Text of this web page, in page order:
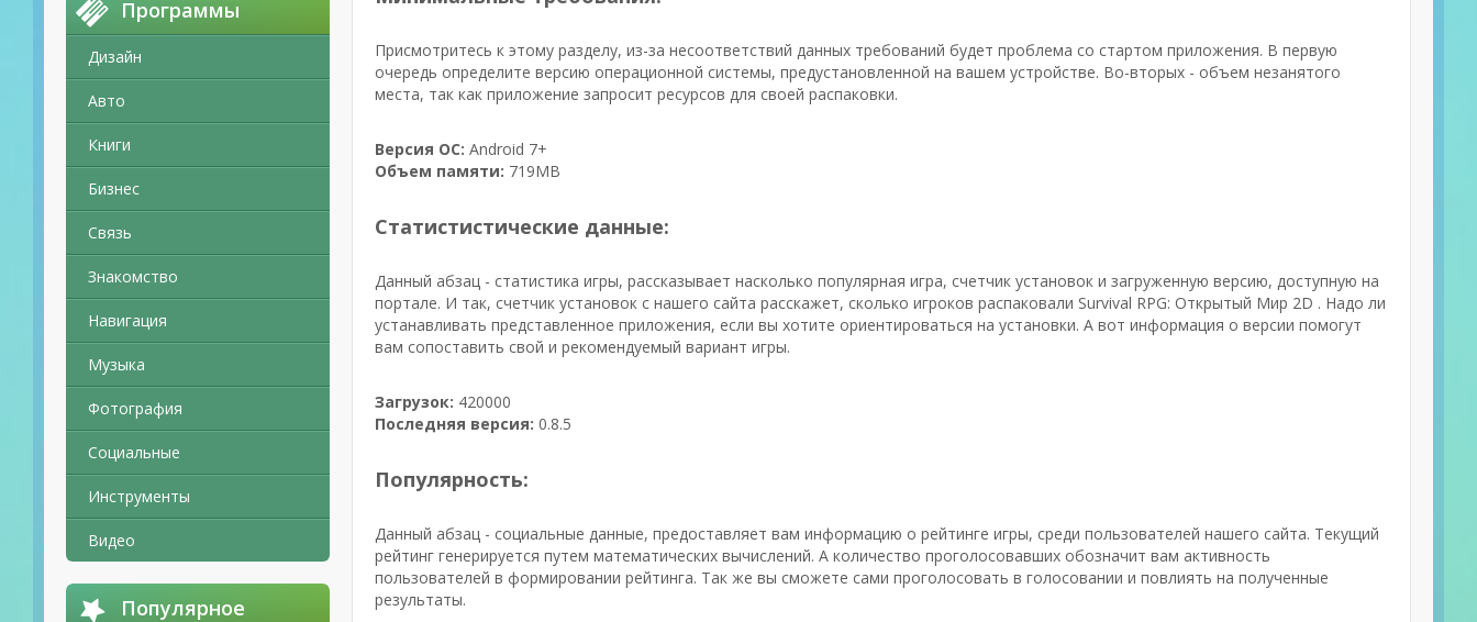
Программы
Дизайн
Авто
Книги
Бизнес
Связь
Знакомство
Навигация
Музыка
Фотография
Социальные
Инструменты
Видео
Популярное
Присмотритесь к этому разделу, из-за несоответствий данных требований будет проблема со стартом приложения. В первую
очередь определите версию операционной системы, предустановленной на вашем устройстве. Во-вторых - объем незанятого
места, так как приложение запросит ресурсов для своей распаковки.
Версия ОС: Android 7+
Объем памяти: 719MB
Статистистические данные:
Данный абзац - статистика игры, рассказывает насколько популярная игра, счетчик установок и загруженную версию, доступную на
портале. И так, счетчик установок с нашего сайта расскажет, сколько игроков распаковали Survival RPG: Открытый Мир 2D . Надо ли
устанавливать представленное приложения, если вы хотите ориентироваться на установки. А вот информация о версии помогут
вам сопоставить свой и рекомендуемый вариант игры.
Загрузок: 420000
Последняя версия: 0.8.5
Популярность:
Данный абзац - социальные данные, предоставляет вам информацию о рейтинге игры, среди пользователей нашего сайта. Текущий
рейтинг генерируется путем математических вычислений. А количество проголосовавших обозначит вам активность
пользователей в формировании рейтинга. Так же вы сможете сами проголосовать в голосовании и повлиять на полученные
результаты.